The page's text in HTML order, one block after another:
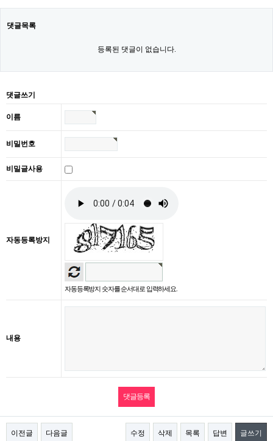
댓글목록
등록된 댓글이 없습니다.
댓글쓰기
이름
비밀번호
비밀글사용
자동등록방지
자동등록방지 숫자를 순서대로 입력하세요.
내용
이전글 다음글 수정 삭제 목록 답변 글쓰기